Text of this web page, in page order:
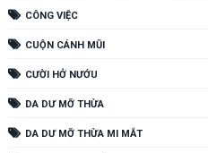
CÔNG VIỆC
CUỘN CÁNH MŨI
CƯỜI HỞ NƯỚU
DA DƯ MỠ THỪA
DA DƯ MỠ THỪA MI MẮT